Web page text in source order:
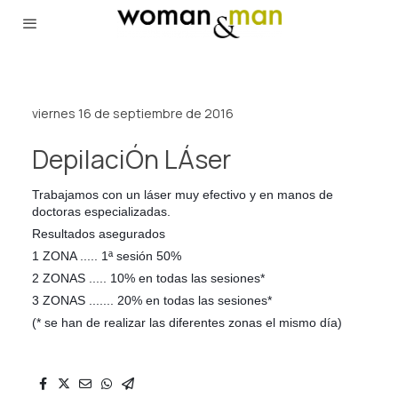
viernes 16 de septiembre de 2016
DepilaciÓn LÁser
Trabajamos con un láser muy efectivo y en manos de
doctoras especializadas.
Resultados asegurados
1 ZONA ..... 1ª sesión 50%
2 ZONAS ..... 10% en todas las sesiones*
3 ZONAS ....... 20% en todas las sesiones*
(* se han de realizar las diferentes zonas el mismo día)